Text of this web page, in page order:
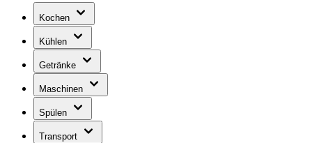
Kochen
Kühlen
Getränke
Maschinen
Spülen
Transport